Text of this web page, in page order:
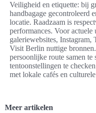
Veiligheid en etiquette: bij
handbagage gecontroleerd
locatie. Raadzaam is
performances. Voor
galeriewebsites,
Visit Berlin nuttige
persoonlijke route samen te
tentoonstellingen te
met lokale cafés en
Meer artikelen